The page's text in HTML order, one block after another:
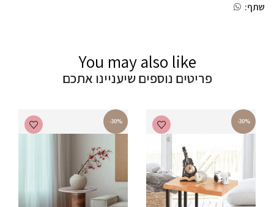
שתף:
You may also like
פריטים נוספים שיעניינו אתכם
-30%
-30%